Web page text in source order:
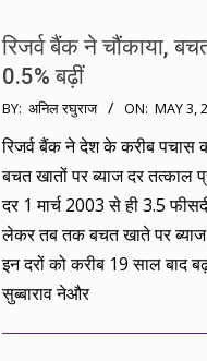
रिजर्व बैंक ने चौंकाया,
0.5% बढ़ीं
2011-
05-
BY: अनिल रघुराज ON: MAY 3,
रिजर्व बैंक ने देश के करीब पचास
बचत खातों पर ब्याज दर तत्काल
दर 1 मार्च 2003 से ही 3.5
लेकर तब तक बचत खाते पर ब्याज
इन दरों को करीब 19 साल बाद
सुब्बाराव नेऔर